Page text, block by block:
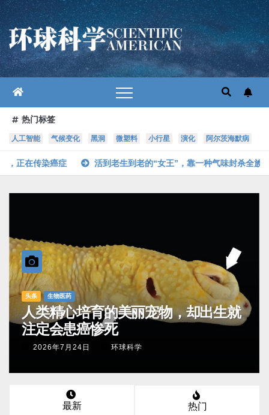
跳
至
内
容
热门标签
人工智能 气候变化 黑洞 微塑料 小行星 演化 阿尔茨海默病
活到老生到老的“女王”，靠一种气味封杀全族生育，统治族群
头条 生物医药
40%的美国人正在拒绝新鲜果蔬，因
为这种蔬菜让大批人“喷射性腹泻”
2026年7月31日 环球科学
最新 热门